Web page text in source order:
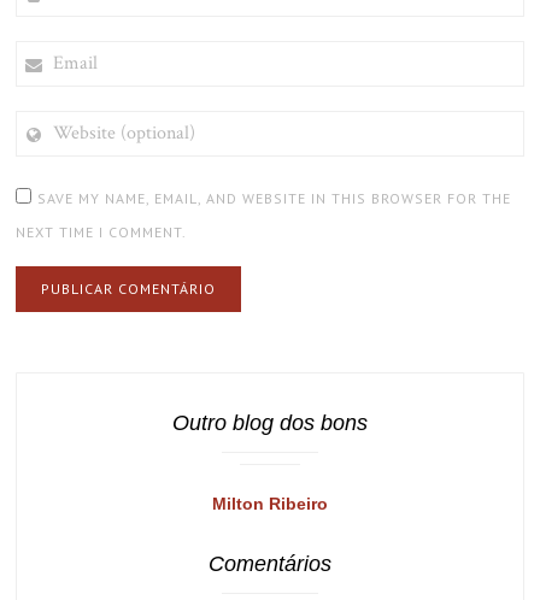
(OPTIONAL)
SAVE MY NAME, EMAIL, AND WEBSITE IN THIS BROWSER FOR THE
NEXT TIME I COMMENT.
Outro blog dos bons
Milton Ribeiro
Comentários